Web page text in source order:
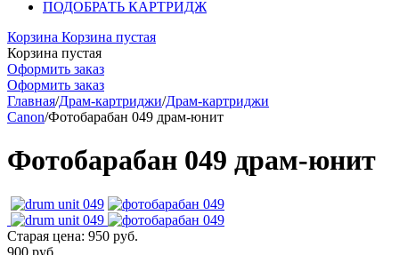
ПОДОБРАТЬ КАРТРИДЖ
Корзина Корзина пустая
Корзина пустая
Оформить заказ
Оформить заказ
Главная/Драм-картриджи/Драм-картриджи
Canon/Фотобарабан 049 драм-юнит
Фотобарабан 049 драм-юнит
Старая цена: 950 руб.
900 руб.